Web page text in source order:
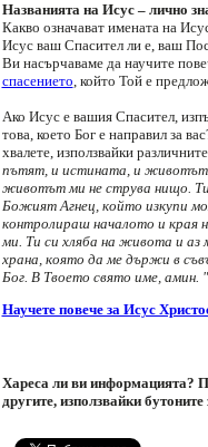
Названията на Исус – лично
Какво означават имената на
Исус ваш Спасител ли е, ваш
Ви насърчаваме да научите
спасението, който Той е
Ако Исус е вашия Спасител,
това, което Бог е направил за
хвалете, използвайки
пътят, и истината, и
животът ми не струва нищо.
Божият Агнец, който изкупи
контролираш началото и края
ми. Ти си хляба на живота и аз
храна, която да ме държи в
Бог. В Твоето свято име, амин. "
Научете повече за Исус
Хареса ли ви информацията?
другите, използвайки